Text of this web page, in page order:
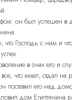
он был успешен в
Господь с ним и
в очах его и
что имел, отдал на
поставил его над
дом